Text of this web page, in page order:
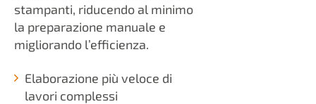
stampanti, riducendo al minimo
la preparazione manuale e
migliorando l’efficienza.
Elaborazione più veloce di
lavori complessi